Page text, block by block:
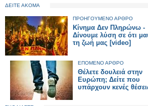
ΔΕΙΤΕ ΑΚΟΜΑ
ΠΡΟΗΓΟΥΜΕΝΟ ΑΡΘΡΟ
Κίνημα Δεν Πληρώνω -
Δίνουμε λύση σε ότι
τη ζωή μας [video]
ΕΠΟΜΕΝΟ ΑΡΘΡΟ
Θέλετε δουλειά στην
Ευρώπη; Δείτε που
υπάρχουν κενές